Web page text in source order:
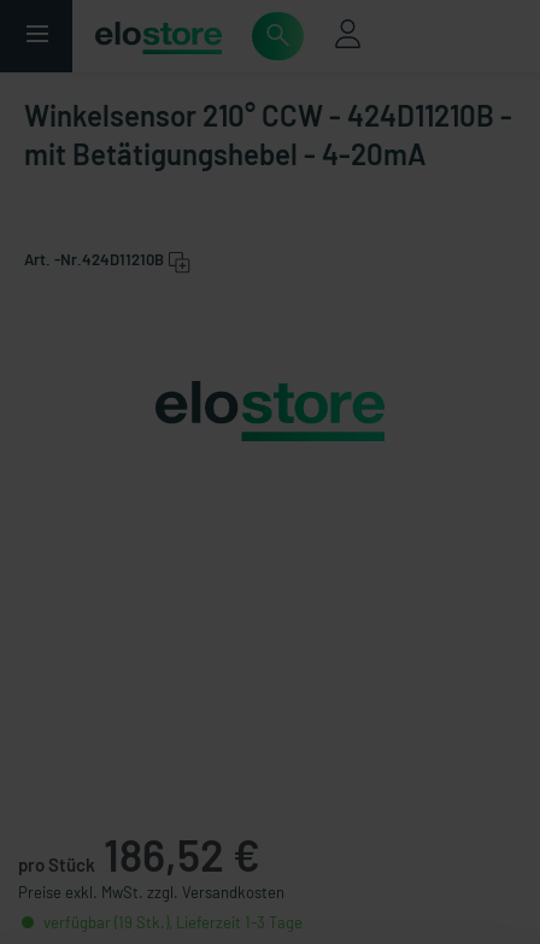
Winkelsensor 210° CCW - 424D11210B -
mit Betätigungshebel - 4-20mA
Art. -Nr. 424D11210B
pro Stück 186,52 €
Preise exkl. MwSt. zzgl. Versandkosten
verfügbar (19 Stk.), Lieferzeit 1-3 Tage